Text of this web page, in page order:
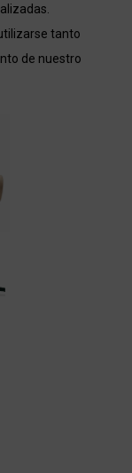
tanto
de nuestro